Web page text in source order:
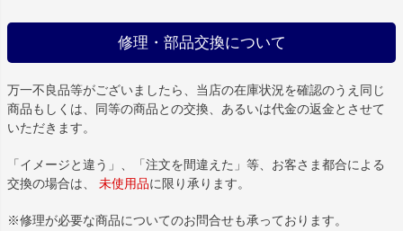
修理・部品交換について
万一不良品等がございましたら、当店の在庫状況を確認のうえ同じ
商品もしくは、同等の商品との交換、あるいは代金の返金とさせて
いただきます。
「イメージと違う」、「注文を間違えた」等、お客さま都合による
交換の場合は、 未使用品に限り承ります。
※修理が必要な商品についてのお問合せも承っております。